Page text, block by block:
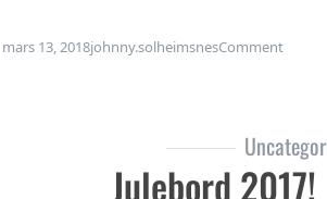
mars 13, 2018johnny.solheimsnesCommenton
Julebord 2017!